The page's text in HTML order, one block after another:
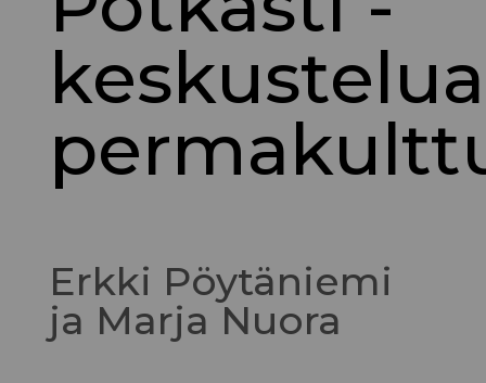
keskustelua
Erkki Pöytäniemi
ja Marja Nuora